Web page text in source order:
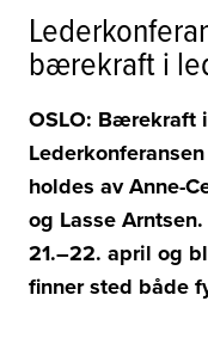
bærekraft i
OSLO: Bærekraft
holdes av Anne-
og Lasse
21.–22. april og
finner sted både